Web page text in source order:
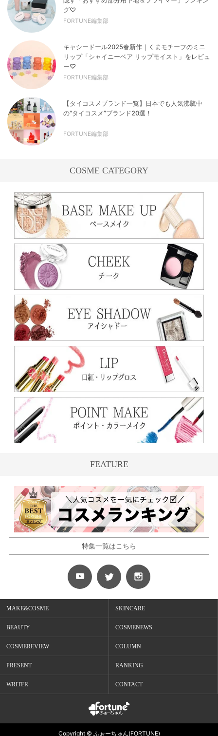
グ♡
FORTUNE編集部
キャシードール2025春新作｜くまモチーフのミニ
リップ「シャイニーベア リップモイスト」をレビュ
ー♡
FORTUNE編集部
【タイコスメブランド一覧】日本でも人気沸騰中
の“タイコスメ”ブランド20選！
FORTUNE編集部
COSME CATEGORY
FEATURE
特集一覧はこちら
MAKE&COSME SKINCARE
BEAUTY COSMENEWS
COSMEREVIEW COLUMN
PRESENT RANKING
WRITER CONTACT
Copyright © ふぉーちゅん(FORTUNE)